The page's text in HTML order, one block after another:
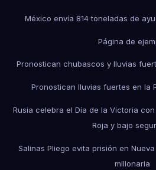
México envía 814 toneladas de
Página de
Pronostican chubascos y lluvias
Pronostican lluvias fuertes en la
Rusia celebra el Día de la Victoria
Roja y bajo
Salinas Pliego evita prisión en
millonaria